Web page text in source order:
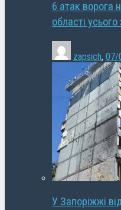
6 атак ворога
області усього
zapsich, 07/
У Запоріжжі